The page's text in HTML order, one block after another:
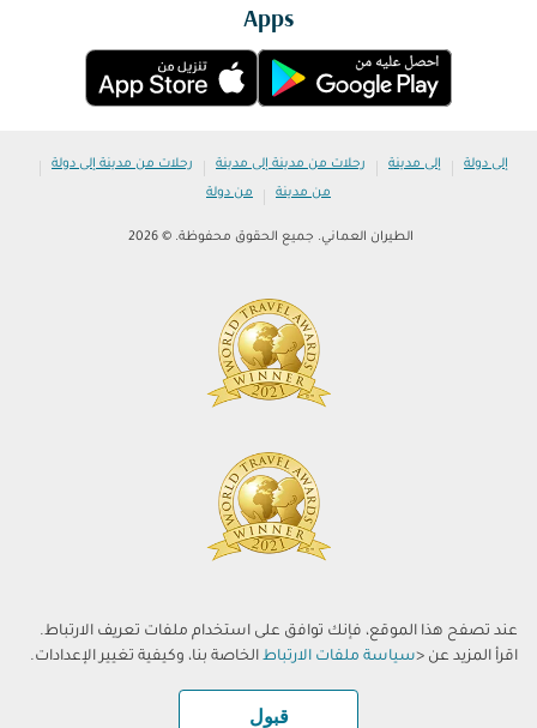
عند تصفح هذا الموقع، فإنك توافق على استخدام ملفات تعريف الارتباط.
اقرأ المزيد عن <سياسة ملفات الارتباط الخاصة بنا، وكيفية تغيير الإعدادات.
قبول
Apps
إلى دولة | إلى مدينة | رحلات من مدينة إلى مدينة | رحلات من مدينة إلى دولة |
من مدينة | من دولة
الطيران العماني. جميع الحقوق محفوظة. © 2026